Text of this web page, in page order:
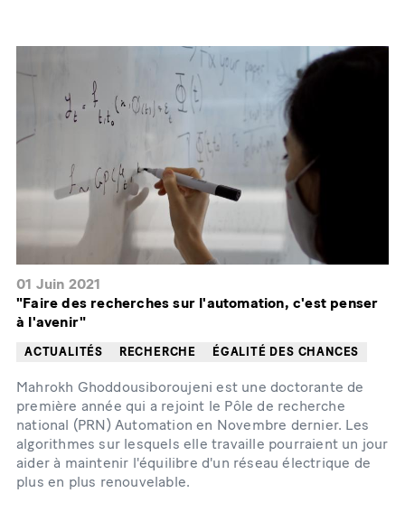
01 Juin 2021
"Faire des recherches sur l'automation, c'est penser
à l'avenir"
ACTUALITÉS RECHERCHE ÉGALITÉ DES CHANCES
Mahrokh Ghoddousiboroujeni est une doctorante de
première année qui a rejoint le Pôle de recherche
national (PRN) Automation en Novembre dernier. Les
algorithmes sur lesquels elle travaille pourraient un jour
aider à maintenir l'équilibre d'un réseau électrique de
plus en plus renouvelable.